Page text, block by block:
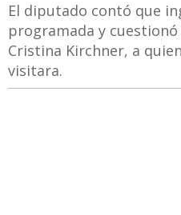
El diputado contó que
programada y
Cristina Kirchner, a
visitara.